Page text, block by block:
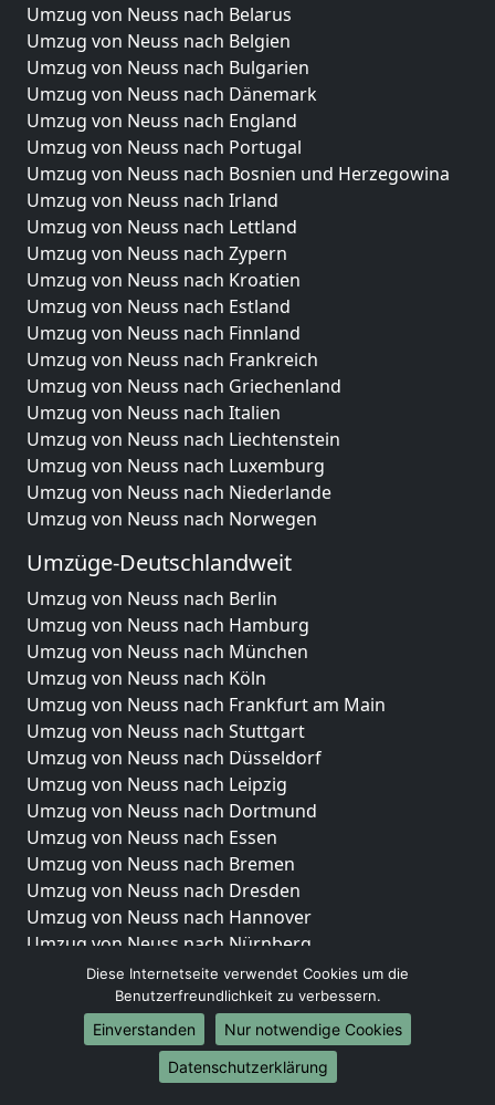
Umzug von Neuss nach Belarus
Umzug von Neuss nach Belgien
Umzug von Neuss nach Bulgarien
Umzug von Neuss nach Dänemark
Umzug von Neuss nach England
Umzug von Neuss nach Portugal
Umzug von Neuss nach Bosnien und Herzegowina
Umzug von Neuss nach Irland
Umzug von Neuss nach Lettland
Umzug von Neuss nach Zypern
Umzug von Neuss nach Kroatien
Umzug von Neuss nach Estland
Umzug von Neuss nach Finnland
Umzug von Neuss nach Frankreich
Umzug von Neuss nach Griechenland
Umzug von Neuss nach Italien
Umzug von Neuss nach Liechtenstein
Umzug von Neuss nach Luxemburg
Umzug von Neuss nach Niederlande
Umzug von Neuss nach Norwegen
Umzüge-Deutschlandweit
Umzug von Neuss nach Berlin
Umzug von Neuss nach Hamburg
Umzug von Neuss nach München
Umzug von Neuss nach Köln
Umzug von Neuss nach Frankfurt am Main
Umzug von Neuss nach Stuttgart
Umzug von Neuss nach Düsseldorf
Umzug von Neuss nach Leipzig
Umzug von Neuss nach Dortmund
Umzug von Neuss nach Essen
Umzug von Neuss nach Bremen
Umzug von Neuss nach Dresden
Umzug von Neuss nach Hannover
Umzug von Neuss nach Nürnberg
Umzug von Neuss nach Duisburg
Umzug von Neuss nach Bochum
Umzug von Neuss nach Wuppertal
Umzug von Neuss nach Bielefeld
Umzug von Neuss nach Bonn
Diese Internetseite verwendet Cookies um die
Benutzerfreundlichkeit zu verbessern.
Einverstanden
Nur notwendige Cookies
Datenschutzerklärung